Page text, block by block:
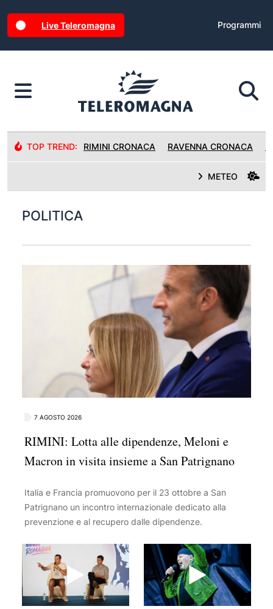
Live Teleromagna Programmi
TOP TREND: RIMINI CRONACA RAVENNA CRONACA
METEO
POLITICA
7 AGOSTO 2026
RIMINI: Lotta alle dipendenze, Meloni e
Macron in visita insieme a San Patrignano
Italia e Francia promuovono per il 23 ottobre a San
Patrignano un incontro internazionale dedicato alla
prevenzione e al recupero dalle dipendenze.